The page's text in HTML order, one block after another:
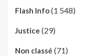
Flash Info(1 548)
Justice (29)
Non classé (71)